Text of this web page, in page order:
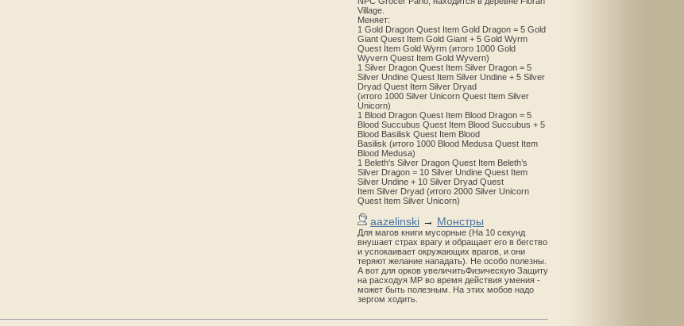
Village.
Меняет:
1 Gold Dragon Quest Item Gold Dragon = 5 Gold
Giant Quest Item Gold Giant + 5 Gold Wyrm
Quest Item Gold Wyrm (итого 1000 Gold
Wyvern Quest Item Gold Wyvern)
1 Silver Dragon Quest Item Silver Dragon = 5
Silver Undine Quest Item Silver Undine + 5 Silver
Dryad Quest Item Silver Dryad
(итого 1000 Silver Unicorn Quest Item Silver
Unicorn)
1 Blood Dragon Quest Item Blood Dragon = 5
Blood Succubus Quest Item Blood Succubus + 5
Blood Basilisk Quest Item Blood
Basilisk (итого 1000 Blood Medusa Quest Item
Blood Medusa)
1 Beleth's Silver Dragon Quest Item Beleth’s
Silver Dragon = 10 Silver Undine Quest Item
Silver Undine + 10 Silver Dryad Quest
Item Silver Dryad (итого 2000 Silver Unicorn
Quest Item Silver Unicorn)
aazelinski → Монстры
Для магов книги мусорные (На 10 секунд
внушает страх врагу и обращает его в бегство
и успокаивает окружающих врагов, и они
теряют желание нападать). Не особо полезны.
А вот для орков увеличитьФизическую Защиту
на расходуя MP во время действия умения -
может быть полезным. На этих мобов надо
зергом ходить.